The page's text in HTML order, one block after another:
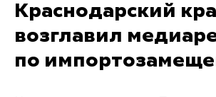
Краснодарский
возглавил
по